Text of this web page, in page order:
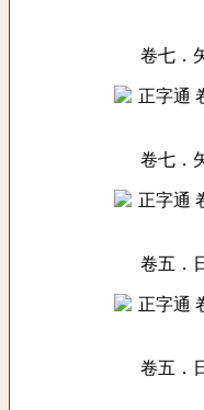
卷七．
卷七．
卷五．
卷五．